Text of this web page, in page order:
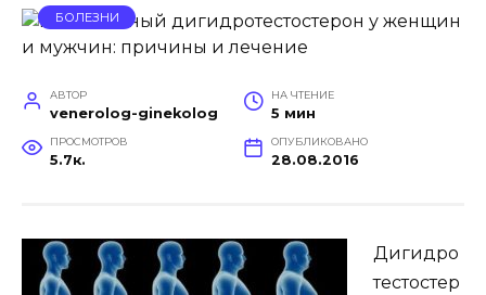
БОЛЕЗНИ
АВТОР
venerolog-ginekolog
НА ЧТЕНИЕ
5 мин
ПРОСМОТРОВ
5.7к.
ОПУБЛИКОВАНО
28.08.2016
Дигидро
тестостер